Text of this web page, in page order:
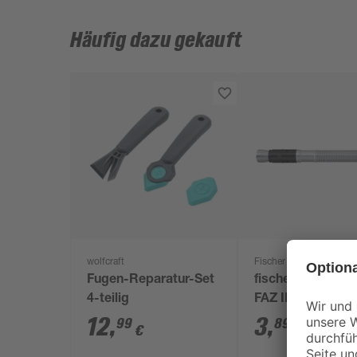
Häufig dazu gekauft
wolfcraft
Fugen-Reparatur-Set
4-teilig
12,99 €
Fischer
fischer
FAZ II 12/50 E
3,89